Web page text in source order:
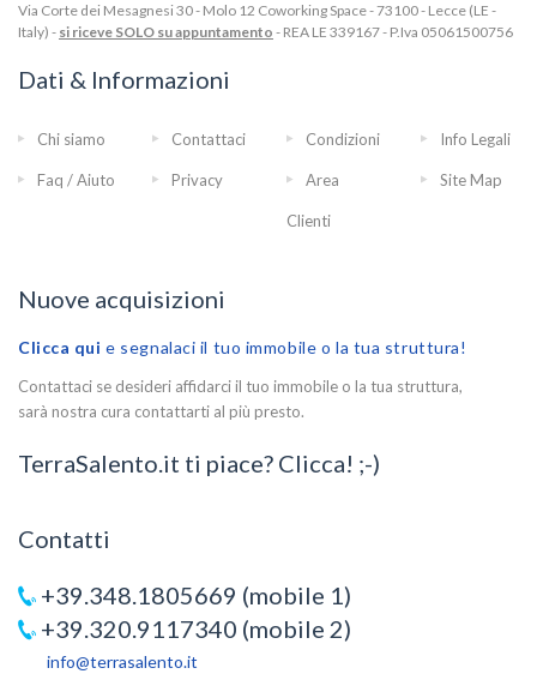
Via Corte dei Mesagnesi 30 - Molo 12 Coworking Space - 73100 - Lecce (LE -
Italy) - si riceve SOLO su appuntamento - REA LE 339167 - P.Iva 05061500756
Dati & Informazioni
Chi siamo Contattaci Condizioni Info Legali
Faq / Aiuto Privacy Area
Clienti
Site Map
Nuove acquisizioni
Clicca qui e segnalaci il tuo immobile o la tua struttura!
Contattaci se desideri affidarci il tuo immobile o la tua struttura,
sarà nostra cura contattarti al più presto.
TerraSalento.it ti piace? Clicca! ;-)
Contatti
+39.348.1805669 (mobile 1)
+39.320.9117340 (mobile 2)
info@terrasalento.it